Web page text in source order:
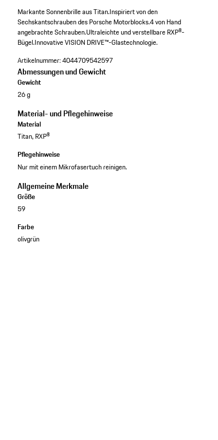
Markante Sonnenbrille aus Titan.Inspiriert von den
Sechskantschrauben des Porsche Motorblocks.4 von Hand
angebrachte Schrauben.Ultraleichte und verstellbare RXP®-
Bügel.Innovative VISION DRIVE™-Glastechnologie.
Artikelnummer:4044709542597
Abmessungen und Gewicht
Gewicht
26 g
Material- und Pflegehinweise
Material
Titan, RXP®
Pflegehinweise
Nur mit einem Mikrofasertuch reinigen.
Allgemeine Merkmale
Größe
59
Farbe
olivgrün